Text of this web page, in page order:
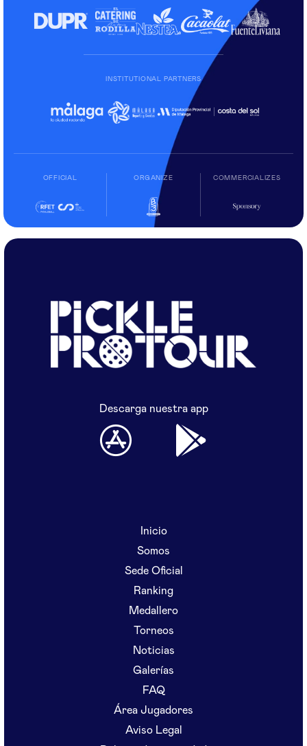
INSTITUTIONAL PARTNERS
OFFICIAL ORGANIZE COMMERCIALIZES
Descarga nuestra app
Inicio
Somos
Sede Oficial
Ranking
Medallero
Torneos
Noticias
Galerías
FAQ
Área Jugadores
Aviso Legal